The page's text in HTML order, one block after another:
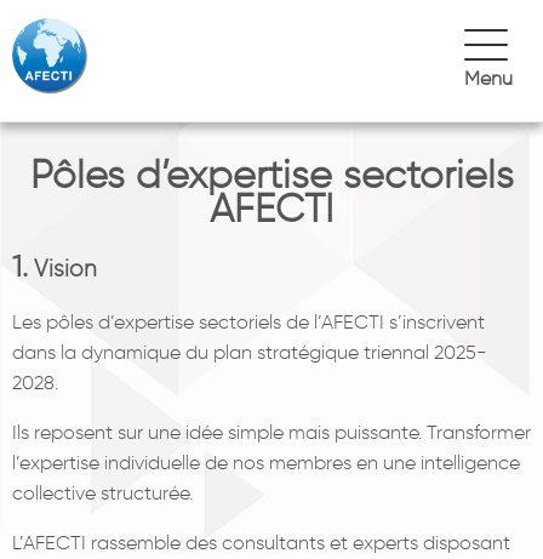
Menu
Pôles d’expertise sectoriels
AFECTI
1. Vision
Les pôles d’expertise sectoriels de l’AFECTI s’inscrivent
dans la dynamique du plan stratégique triennal 2025-
2028.
Ils reposent sur une idée simple mais puissante. Transformer
l’expertise individuelle de nos membres en une intelligence
collective structurée.
L’AFECTI rassemble des consultants et experts disposant